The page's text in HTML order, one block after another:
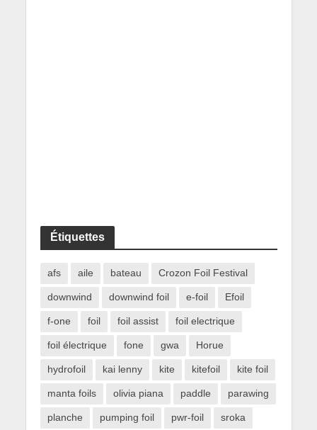
Étiquettes
afs aile bateau Crozon Foil Festival
downwind downwind foil e-foil Efoil
f-one foil foil assist foil electrique
foil électrique fone gwa Horue
hydrofoil kai lenny kite kitefoil kite foil
manta foils olivia piana paddle parawing
planche pumping foil pwr-foil sroka